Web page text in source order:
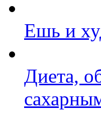
Ешь и
Диета,